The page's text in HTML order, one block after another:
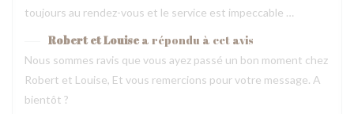
toujours au rendez-vous et le service est impeccable …
Robert et Louise a répondu à cet avis
Nous sommes ravis que vous ayez passé un bon moment chez
Robert et Louise, Et vous remercions pour votre message. A
bientôt ?